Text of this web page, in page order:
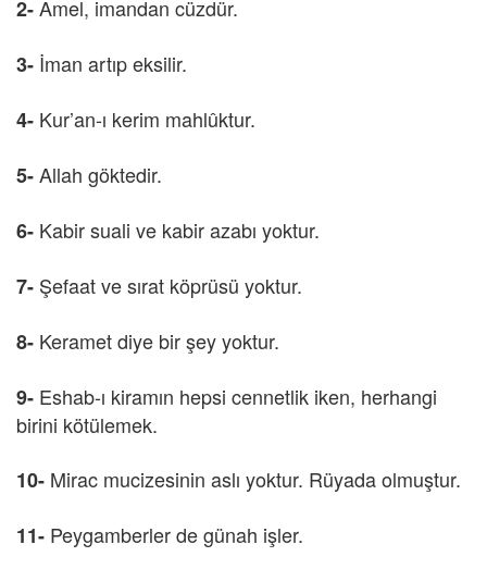
2-Amel, imandan cüzdür.
3- İman artıp eksilir.
4- Kur’an-ı kerim mahlûktur.
5-Allah göktedir.
6- Kabir suali ve kabir azabı yoktur.
7- Şefaat ve sırat köprüsü yoktur.
8- Keramet diye bir şey yoktur.
9- Eshab-ı kiramın hepsi cennetlik iken, herhangi
birini kötülemek.
10- Mirac mucizesinin aslı yoktur. Rüyada olmuştur.
11- Peygamberler de günah işler.